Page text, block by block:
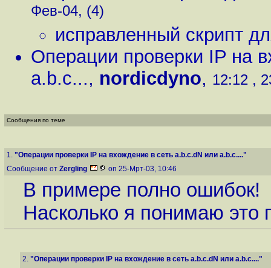
Фев-04, (4)
исправленный скрипт
Операции проверки IP на
a.b.c..., nordicdyno, 12:12 ,
Сообщения по теме
1. "Операции проверки IP на вхождение в сеть a.b.c.dN или a.b.c...."
Сообщение от Zergling on 25-Мрт-03, 10:46
В примере полно ошибок!
Насколько я понимаю это
2. "Операции проверки IP на вхождение в сеть a.b.c.dN или a.b.c...."